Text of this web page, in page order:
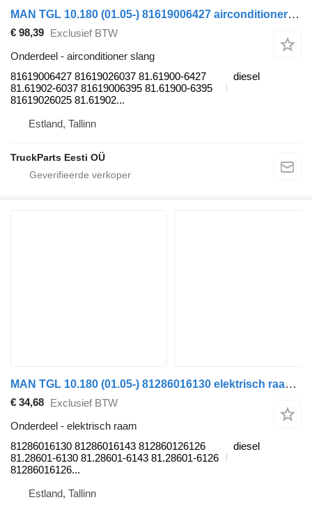
MAN TGL 10.180 (01.05-) 81619006427 airconditioner slang voor MAN TGL, TGM, TGS, TGX (2005-2021) trekker
€ 98,39 Exclusief BTW
Onderdeel - airconditioner slang
81619006427 81619026037 81.61900-6427
81.61902-6037 81619006395 81.61900-6395
81619026025 81.61902...
diesel
Estland, Tallinn
TruckParts Eesti OÜ
MAN TGL 10.180 (01.05-) 81286016130 elektrisch raam voor MAN TGL, TGM, TGS, TGX (2005-2021) trekker
€ 34,68 Exclusief BTW
Onderdeel - elektrisch raam
81286016130 81286016143 812860126126
81.28601-6130 81.28601-6143 81.28601-6126
81286016126...
diesel
Estland, Tallinn